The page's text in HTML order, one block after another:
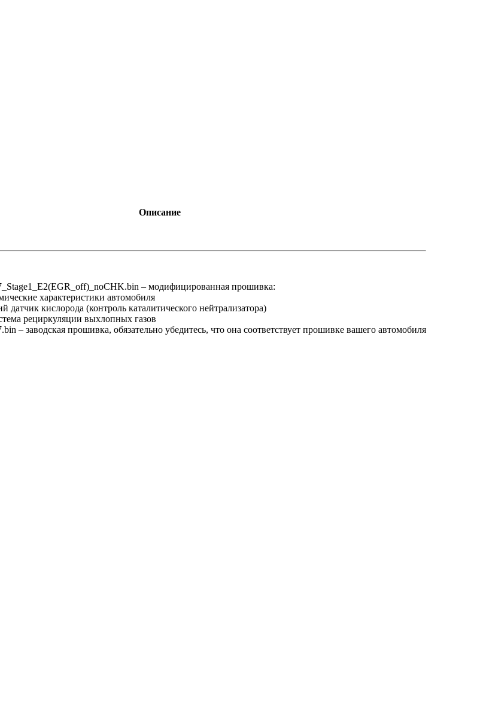
Описание
– модифицированная прошивка:
характеристики автомобиля
датчик кислорода (контроль каталитического нейтрализатора)
рециркуляции выхлопных газов
– заводская прошивка, обязательно убедитесь, что она соответствует прошивке вашего автомобиля